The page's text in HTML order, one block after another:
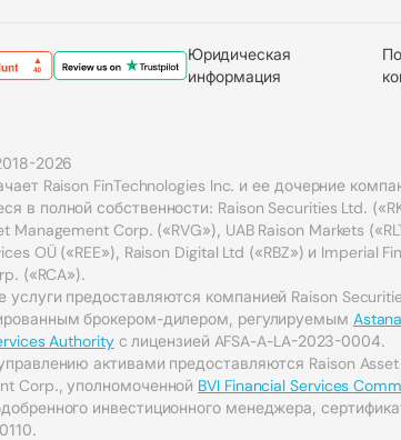
Юридическая
информация
2026
Raison FinTechnologies Inc. и ее дочерние
в полной собственности: Raison Securities Ltd.
Management Corp. («RVG»), UAB Raison Markets
OÜ («REE»), Raison Digital Ltd («RBZ») и Imperial
(«RCA»).
услуги предоставляются компанией Raison
брокером-дилером, регулируемым Astana
Authorityс лицензией AFSA-A-LA-2023-0004.
активами предоставляются Raison Asset
Corp., уполномоченной BVI Financial Services
инвестиционного менеджера,